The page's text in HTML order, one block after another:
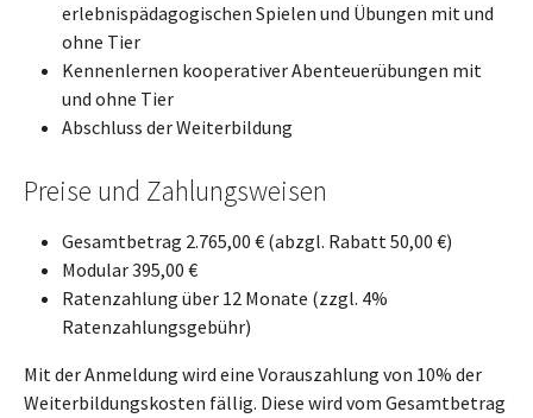
erlebnispädagogischen Spielen und Übungen mit und
ohne Tier
Kennenlernen kooperativer Abenteuerübungen mit
und ohne Tier
Abschluss der Weiterbildung
Preise und Zahlungsweisen
Gesamtbetrag 2.765,00 € (abzgl. Rabatt 50,00 €)
Modular 395,00 €
Ratenzahlung über 12 Monate (zzgl. 4%
Ratenzahlungsgebühr)
Mit der Anmeldung wird eine Vorauszahlung von 10% der
Weiterbildungskosten fällig. Diese wird vom Gesamtbetrag